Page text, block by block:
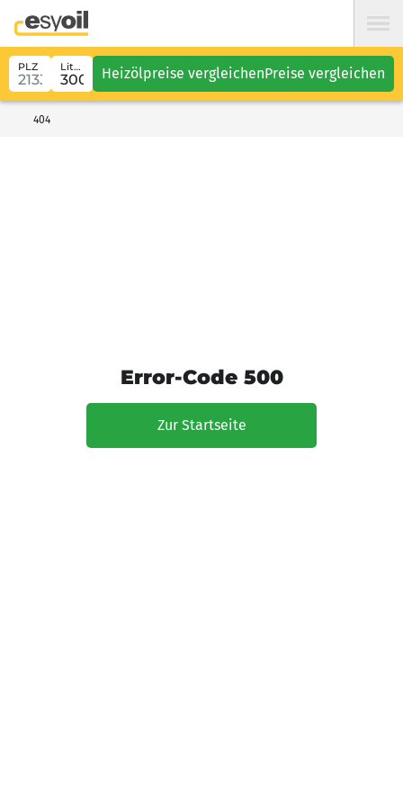
PLZ Liter Heizölpreise vergleichenPreise vergleichen
404
Error-Code 500
Zur Startseite